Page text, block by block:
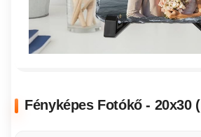
Fényképes Fotókő - 20x30